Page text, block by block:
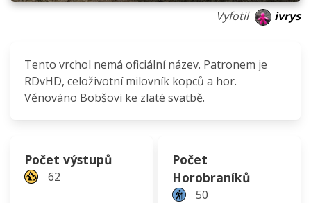
Vyfotil ivrys
Tento vrchol nemá oficiální název. Patronem je
RDvHD, celoživotní milovník kopců a hor.
Věnováno Bobšovi ke zlaté svatbě.
Počet výstupů
62
Počet
Horobraníků
50